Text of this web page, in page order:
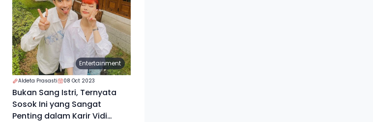
Entertainment
Aldeta Prasasti 08 Oct 2023
Bukan Sang Istri, Ternyata
Sosok Ini yang Sangat
Penting dalam Karir Vidi